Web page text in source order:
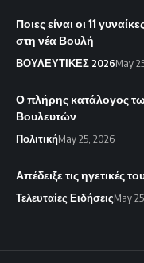
Ποιες είναι οι 11
στη νέα Βουλή
ΒΟΥΛΕΥΤΙΚΕΣ 2026May
Ο πλήρης κατάλογος
Βουλευτών
ΠολιτικήMay 25, 2026
Απέδειξε τις ηγετικές
Τελευταίες ΕιδήσειςMay